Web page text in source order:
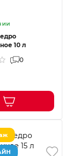
10 л
0